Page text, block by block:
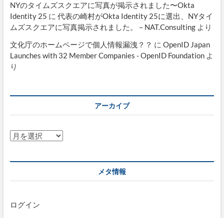
NYのタイムズスクエアに写真が掲示されました〜Okta
Identity 25 に 代表の崎村がOkta Identity 25に選出、NYタイ
ムズスクエアに写真掲示されました。 – NAT.Consultingより
文化庁のホームページで個人情報漏洩？？ に OpenID Japan
Launches with 32 Member Companies - OpenID Foundationよ
り
アーカイブ
ア
ブ
メタ情報
ログイン